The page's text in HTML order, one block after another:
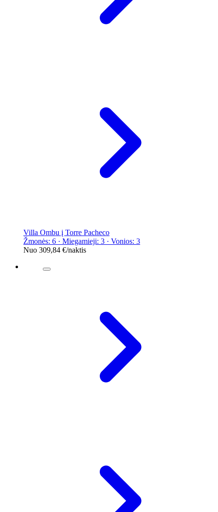
Villa Ombu į Torre Pacheco
Žmonės: 6 · Miegamieji: 3 · Vonios: 3
Nuo 309,84 €/naktis